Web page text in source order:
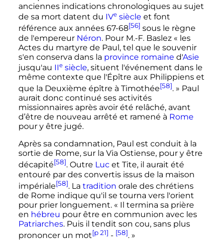
anciennes indications chronologiques au sujet
de sa mort datent du IVesiècle et font
référence aux années 67-68[56] sous le règne
de l'empereur Néron. Pour M.-F. Baslez « les
Actes du martyre de Paul, tel que le souvenir
s'en conserva dans la province romaine d'Asie
jusqu'au IIesiècle, situent l'événement dans le
même contexte que l'Épître aux Philippiens et
que la Deuxième épître à Timothée[58]. » Paul
aurait donc continué ses activités
missionnaires après avoir été relâché, avant
d’être de nouveau arrêté et ramené à Rome
pour y être jugé.
Après sa condamnation, Paul est conduit à la
sortie de Rome, sur la Via Ostiense, pour y être
décapité[58]. Outre Lucet Tite, il aurait été
entouré par des convertis issus de la maison
impériale[58]. La tradition orale des chrétiens
de Rome indique qu'il se tourna vers l'orient
pour prier longuement. « Il termina sa prière
en hébreu pour être en communion avec les
Patriarches. Puis il tendit son cou, sans plus
prononcer un mot[p 21] - [58]. »